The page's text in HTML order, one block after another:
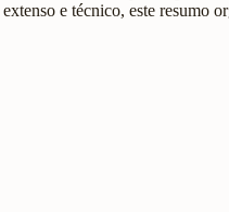
e técnico, este resumo